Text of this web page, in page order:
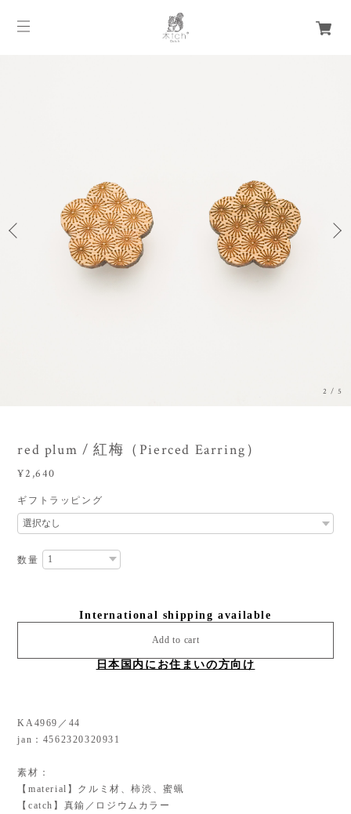
2 /5
red plum / 紅梅（Pierced Earring）
¥2,640
ギフトラッピング
数量
International shipping available
Add to cart
日本国内にお住まいの方向け
KA4969／44
jan：4562320320931
素材：
【material】クルミ材、柿渋、蜜蝋
【catch】真鍮／ロジウムカラー